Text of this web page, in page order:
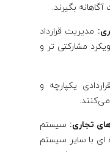
بگیرند.
مدیریت قرارداد
مشارکتی تر و
یکپارچه و
می‌کنند.
سیستم
ای با سایر سیستم